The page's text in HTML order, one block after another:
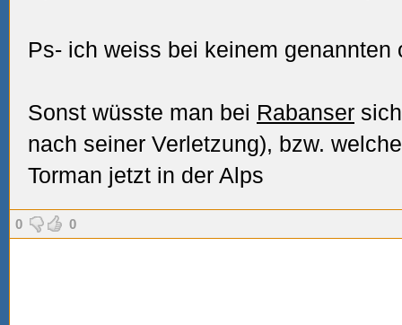
Ps- ich weiss bei keinem
Sonst wüsste man bei Rabanser
nach seiner Verletzung), bzw.
Torman jetzt in der Alps
0 0